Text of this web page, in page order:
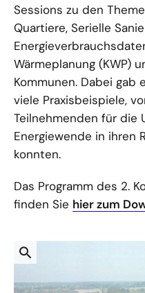
Sessions zu den
Quartiere, Serielle
Wärmeplanung (KWP)
Kommunen. Dabei gab
viele Praxisbeispiele,
Teilnehmenden für die
Energiewende in ihren
konnten.
Das Programm des 2.
finden Sie hier zum